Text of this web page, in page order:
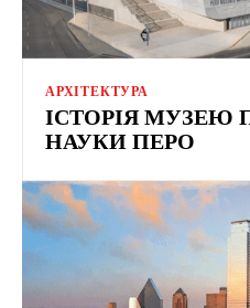
АРХІТЕКТУРА
ІСТОРІЯ МУЗЕЮ
НАУКИ ПЕРО